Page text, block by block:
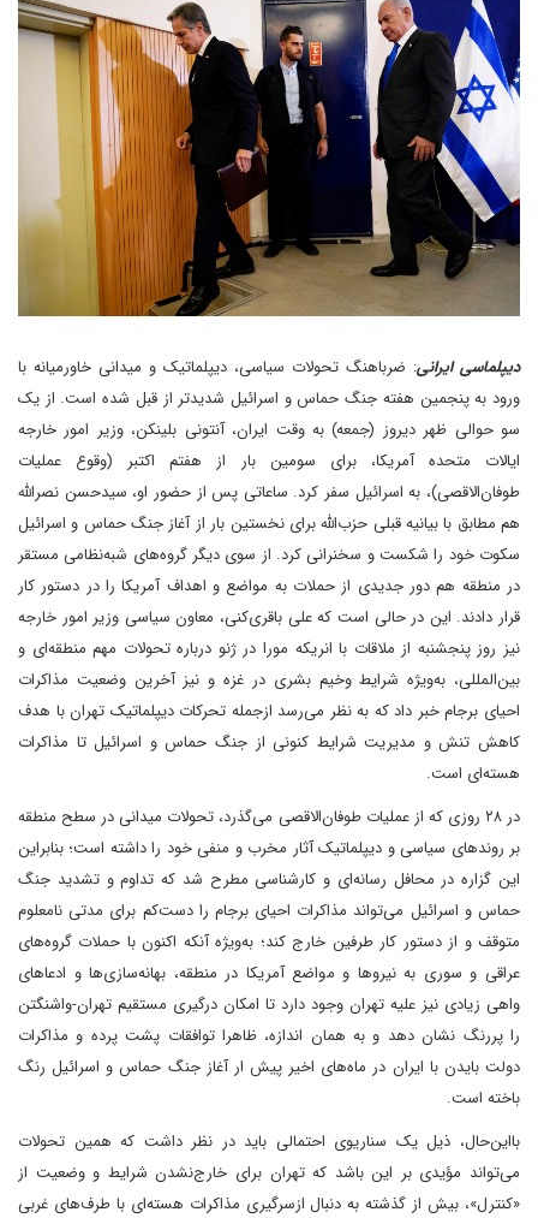
دیپلماسی ایرانی: ضرباهنگ تحولات سیاسی، دیپلماتیک و میدانی خاورمیانه با
ورود به پنجمین هفته جنگ حماس و اسرائیل شدیدتر از قبل شده است. از یک
سو حوالی ظهر دیروز (جمعه) به وقت ایران، آنتونی بلینکن، وزیر امور خارجه
ایالات متحده آمریکا، برای سومین بار از هفتم اکتبر (وقوع عملیات
طوفان‌الاقصی)، به اسرائیل سفر کرد. ساعاتی پس از حضور او، سیدحسن نصرالله
هم مطابق با بیانیه قبلی حزب‌الله برای نخستین بار از آغاز جنگ حماس و اسرائیل
سکوت خود را شکست و سخنرانی کرد. از سوی دیگر گروه‌های شبه‌نظامی مستقر
در منطقه هم دور جدیدی از حملات به مواضع و اهداف آمریکا را در دستور کار
قرار دادند. این در حالی است که علی باقری‌کنی، معاون سیاسی وزیر امور خارجه
نیز روز پنجشنبه از ملاقات با انریکه مورا در ژنو درباره تحولات مهم منطقه‌ای و
بین‌المللی، به‌ویژه شرایط وخیم بشری در غزه و نیز آخرین وضعیت مذاکرات
احیای برجام خبر داد که به نظر می‌رسد از‌جمله تحرکات دیپلماتیک تهران با هدف
کاهش تنش و مدیریت شرایط کنونی از جنگ حماس و اسرائیل تا مذاکرات
هسته‌ای است.
در ۲۸ روزی که از عملیات طوفان‌‌الاقصی می‌گذرد، تحولات میدانی در سطح منطقه
بر روندهای سیاسی و دیپلماتیک آثار مخرب و منفی خود را داشته است؛ بنابراین
این گزاره در محافل رسانه‌ای و کارشناسی مطرح شد که تداوم و تشدید جنگ
حماس و اسرائیل می‌تواند مذاکرات احیای برجام را دست‌کم برای مدتی نامعلوم
متوقف و از دستور کار طرفین خارج کند؛ به‌ویژه آنکه اکنون با حملات گروه‌های
عراقی و سوری به نیروها و مواضع آمریکا در منطقه، بهانه‌سازی‌ها و ادعاهای
واهی زیادی نیز علیه تهران وجود دارد تا امکان درگیری مستقیم تهران‌-‌واشنگتن
را پررنگ‌ نشان دهد و به همان اندازه، ظاهرا توافقات پشت پرده و مذاکرات
دولت بایدن با ایران در ماه‌های اخیر پیش ار آغاز جنگ حماس و اسرائیل رنگ
باخته است.
با‌این‌حال، ذیل یک سناریوی احتمالی باید در نظر داشت که همین تحولات
می‌تواند مؤیدی بر این باشد که تهران برای خارج‌نشدن شرایط و وضعیت از
«کنترل»، بیش از گذشته به دنبال ازسرگیری مذاکرات هسته‌ای با طرف‌های غربی